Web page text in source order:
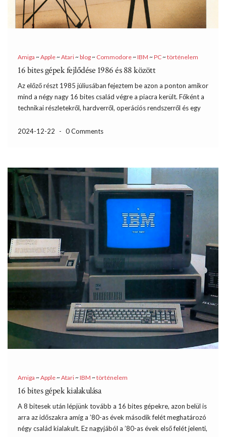
Amiga ~Apple~Atari~blog~ Commodore~IBM ~PC~történelem
16 bites gépek fejlődése 1986 és 88 között
Az előző részt 1985 júliusában fejeztem be azon a ponton amikor
mind a négy nagy 16 bites család végre a piacra került. Főként a
technikai részletekről, hardverről, operációs rendszerről és egy
ponton folytassam, de ennek […]
2024-12-22 - 0 Comments
Amiga ~Apple~Atari~IBM ~történelem
16 bites gépek kialakulása
A 8 bitesek után lépjünk tovább a 16 bites gépekre, azon belül is
arra az időszakra amíg a ’80-as évek második felét meghatározó
négy család kialakult. Ez nagyjából a ’80-as évek első felét jelenti,